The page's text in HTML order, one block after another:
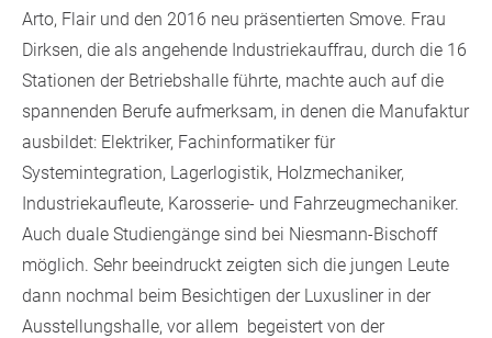
Arto, Flair und den 2016 neu präsentierten Smove. Frau
Dirksen, die als angehende Industriekauffrau, durch die 16
Stationen der Betriebshalle führte, machte auch auf die
spannenden Berufe aufmerksam, in denen die Manufaktur
ausbildet: Elektriker, Fachinformatiker für
Systemintegration, Lagerlogistik, Holzmechaniker,
Industriekaufleute, Karosserie- und Fahrzeugmechaniker.
Auch duale Studiengänge sind bei Niesmann-Bischoff
möglich. Sehr beeindruckt zeigten sich die jungen Leute
dann nochmal beim Besichtigen der Luxusliner in der
Ausstellungshalle, vor allem begeistert von der